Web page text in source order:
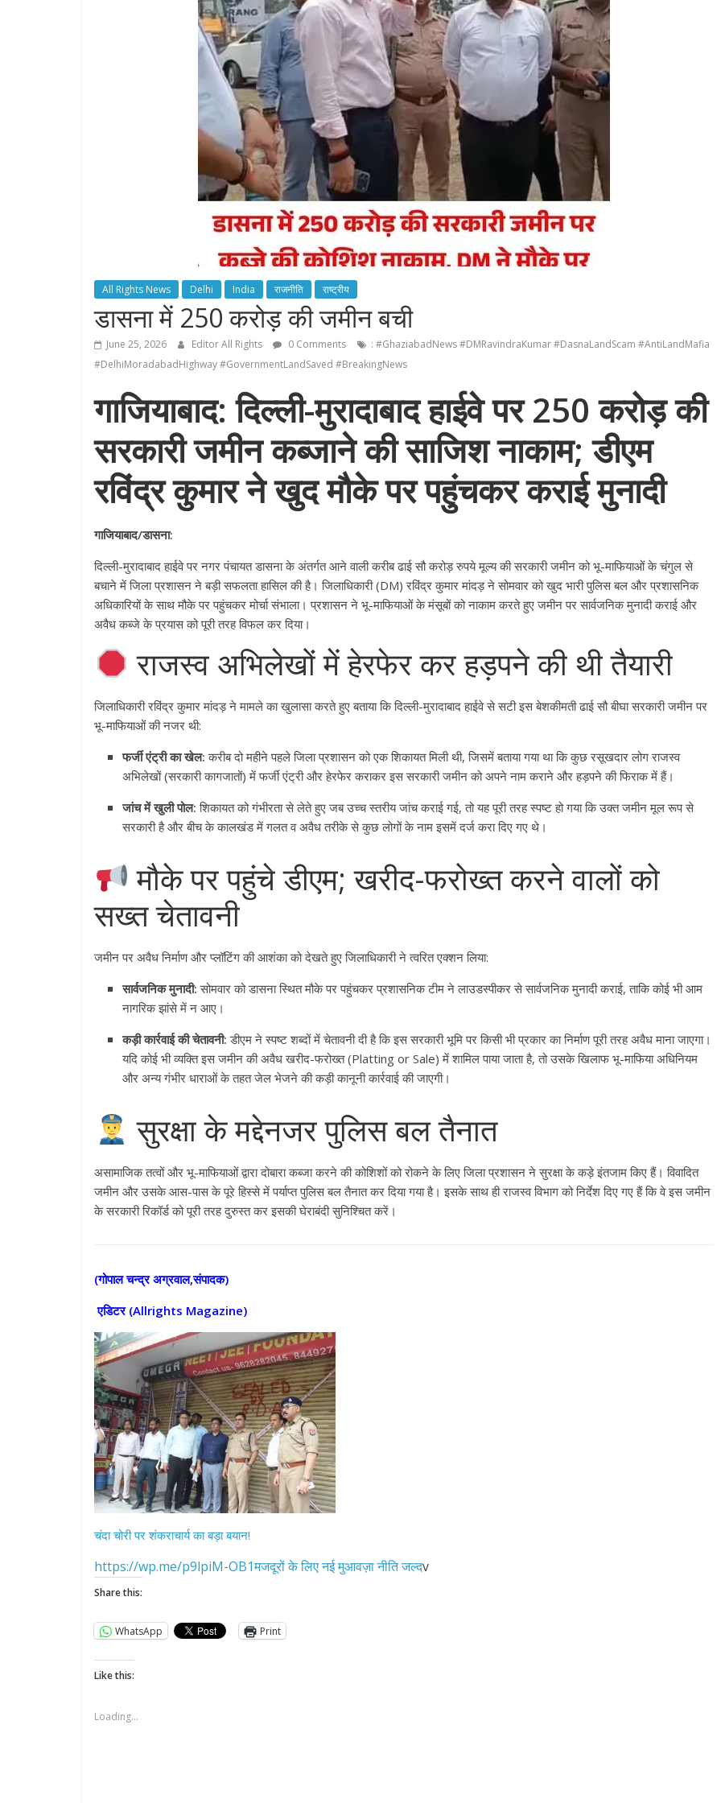
All Rights News Delhi India राजनीति राष्ट्रीय
डासना में 250 करोड़ की जमीन बची
June 25, 2026 Editor All Rights 0 Comments
: #GhaziabadNews #DMRavindraKumar #DasnaLandScam #AntiLandMafia
#DelhiMoradabadHighway #GovernmentLandSaved #BreakingNews
गाजियाबाद: दिल्ली-मुरादाबाद हाईवे पर 250 करोड़ की
सरकारी जमीन कब्जाने की साजिश नाकाम; डीएम
रविंद्र कुमार ने खुद मौके पर पहुंचकर कराई मुनादी
गाजियाबाद/डासना:
दिल्ली-मुरादाबाद हाईवे पर नगर पंचायत डासना के अंतर्गत आने वाली करीब ढाई सौ करोड़ रुपये मूल्य की सरकारी जमीन को भू-माफियाओं के चंगुल से
बचाने में जिला प्रशासन ने बड़ी सफलता हासिल की है। जिलाधिकारी (DM) रविंद्र कुमार मांदड़ ने सोमवार को खुद भारी पुलिस बल और प्रशासनिक
अधिकारियों के साथ मौके पर पहुंचकर मोर्चा संभाला। प्रशासन ने भू-माफियाओं के मंसूबों को नाकाम करते हुए जमीन पर सार्वजनिक मुनादी कराई और
अवैध कब्जे के प्रयास को पूरी तरह विफल कर दिया।
राजस्व अभिलेखों में हेरफेर कर हड़पने की थी तैयारी
जिलाधिकारी रविंद्र कुमार मांदड़ ने मामले का खुलासा करते हुए बताया कि दिल्ली-मुरादाबाद हाईवे से सटी इस बेशकीमती ढाई सौ बीघा सरकारी जमीन पर
भू-माफियाओं की नजर थी:
फर्जी एंट्री का खेल: करीब दो महीने पहले जिला प्रशासन को एक शिकायत मिली थी, जिसमें बताया गया था कि कुछ रसूखदार लोग राजस्व
अभिलेखों (सरकारी कागजातों) में फर्जी एंट्री और हेरफेर कराकर इस सरकारी जमीन को अपने नाम कराने और हड़पने की फिराक में हैं।
जांच में खुली पोल: शिकायत को गंभीरता से लेते हुए जब उच्च स्तरीय जांच कराई गई, तो यह पूरी तरह स्पष्ट हो गया कि उक्त जमीन मूल रूप से
सरकारी है और बीच के कालखंड में गलत व अवैध तरीके से कुछ लोगों के नाम इसमें दर्ज करा दिए गए थे।
मौके पर पहुंचे डीएम; खरीद-फरोख्त करने वालों को
सख्त चेतावनी
जमीन पर अवैध निर्माण और प्लॉटिंग की आशंका को देखते हुए जिलाधिकारी ने त्वरित एक्शन लिया:
सार्वजनिक मुनादी: सोमवार को डासना स्थित मौके पर पहुंचकर प्रशासनिक टीम ने लाउडस्पीकर से सार्वजनिक मुनादी कराई, ताकि कोई भी आम
नागरिक झांसे में न आए।
कड़ी कार्रवाई की चेतावनी: डीएम ने स्पष्ट शब्दों में चेतावनी दी है कि इस सरकारी भूमि पर किसी भी प्रकार का निर्माण पूरी तरह अवैध माना जाएगा।
यदि कोई भी व्यक्ति इस जमीन की अवैध खरीद-फरोख्त (Platting or Sale) में शामिल पाया जाता है, तो उसके खिलाफ भू-माफिया अधिनियम
और अन्य गंभीर धाराओं के तहत जेल भेजने की कड़ी कानूनी कार्रवाई की जाएगी।
सुरक्षा के मद्देनजर पुलिस बल तैनात
असामाजिक तत्वों और भू-माफियाओं द्वारा दोबारा कब्जा करने की कोशिशों को रोकने के लिए जिला प्रशासन ने सुरक्षा के कड़े इंतजाम किए हैं। विवादित
जमीन और उसके आस-पास के पूरे हिस्से में पर्याप्त पुलिस बल तैनात कर दिया गया है। इसके साथ ही राजस्व विभाग को निर्देश दिए गए हैं कि वे इस जमीन
के सरकारी रिकॉर्ड को पूरी तरह दुरुस्त कर इसकी घेराबंदी सुनिश्चित करें।
(गोपाल चन्द्र अग्रवाल,संपादक)
एडिटर (Allrights Magazine)
चंदा चोरी पर शंकराचार्य का बड़ा बयान!
https://wp.me/p9lpiM-OB1मजदूरों के लिए नई मुआवज़ा नीति जल्दv
Share this:
WhatsApp Print
Like this:
Loading...